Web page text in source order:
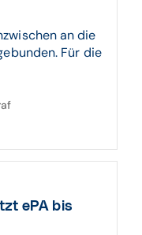
an die
Für die
ePA bis